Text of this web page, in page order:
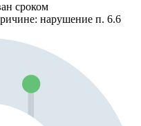
сроком
нарушение п. 6.6